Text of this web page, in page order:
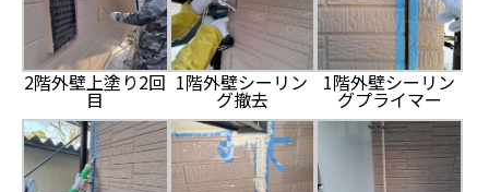
2階外壁上塗り2回
目
1階外壁シーリン
グ撤去
1階外壁シーリン
グプライマー